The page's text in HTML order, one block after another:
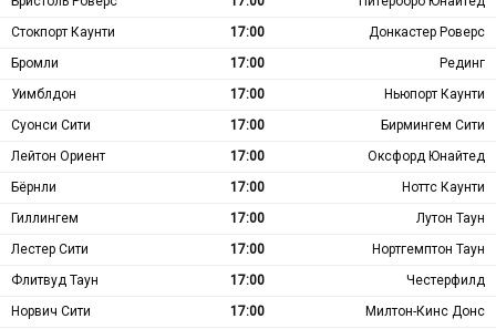
Стокпорт Каунти
17:00
Донкастер Роверс
Бромли
17:00
Рединг
Уимблдон
17:00
Ньюпорт Каунти
Суонси Сити
17:00
Бирмингем Сити
Лейтон Ориент
17:00
Оксфорд Юнайтед
Бёрнли
17:00
Ноттс Каунти
Гиллингем
17:00
Лутон Таун
Лестер Сити
17:00
Нортгемптон Таун
Флитвуд Таун
17:00
Честерфилд
Норвич Сити
17:00
Милтон-Кинс Донс